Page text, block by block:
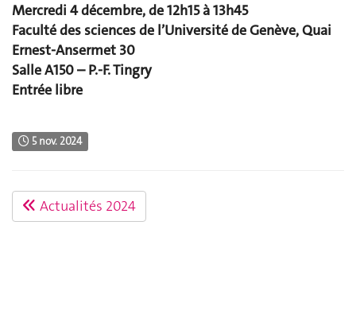
Mercredi 4 décembre, de 12h15 à 13h45
Faculté des sciences de l’Université de Genève, Quai
Ernest-Ansermet 30
Salle A150 – P.-F. Tingry
Entrée libre
5 nov. 2024
Actualités 2024